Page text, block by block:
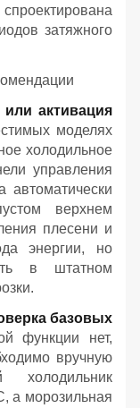
затяжного
активация
моделях
холодильное
управления
верхнем
плесени и
энергии, но
в штатном
базовых
функции нет,
вручную
холодильник
а морозильная